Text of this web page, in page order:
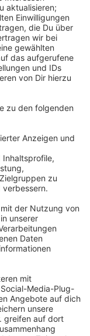
zu. Ralf S.
er sich
zu sein.
WDR